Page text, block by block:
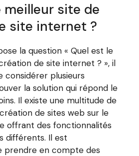
meilleur site de
site internet ?
la question « Quel est le
de site internet ? », il
plusieurs
la solution qui répond le
Il existe une multitude de
de sites web sur le
offrant des fonctionnalités
différents. Il est
prendre en compte des